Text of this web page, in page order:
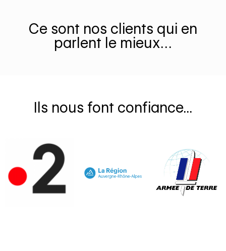
Ce sont nos clients qui en
parlent le mieux…
Ils nous font confiance...